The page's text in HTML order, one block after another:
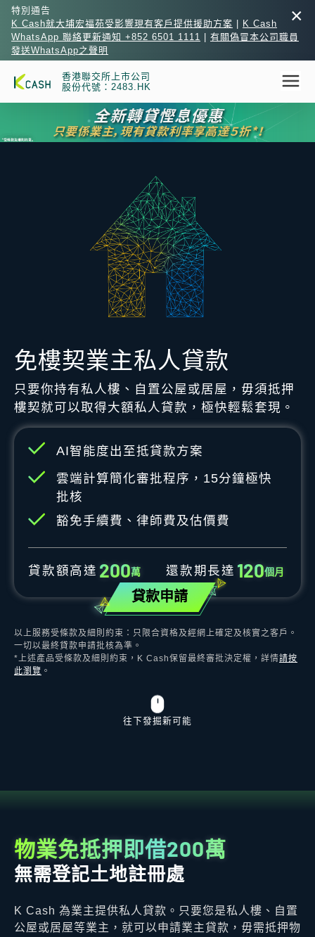
×
特別通告
K Cash就大埔宏福苑受影響現有客戶提供援助方案
K Cash
WhatsApp 聯絡更新通知 +852 6501 1111
有關偽冒本公司職員
發送WhatsApp之聲明
香港聯交所上市公司
股份代號：2483.HK
免樓契業主私人貸款
只要你持有私人樓、自置公屋或居屋，毋須抵押
樓契就可以取得大額私人貸款，極快輕鬆套現。
AI智能度出至抵貸款方案
雲端計算簡化審批程序，15分鐘極快
批核
豁免手續費、律師費及估價費
貸款額高達 200萬 還款期長達 120個月
貸款申請
以上服務受條款及細則約束：只限合資格及經網上確定及核實之客戶。
一切以最終貸款申請批核為準。
*上述產品受條款及細則約束，K Cash保留最終審批決定權，詳情請按
此瀏覽 。
往下發掘新可能
物業免抵押即借200萬
無需登記土地註冊處
K Cash 為業主提供私人貸款。只要您是私人樓、自置
公屋或居屋等業主，就可以申請業主貸款，毋需抵押物